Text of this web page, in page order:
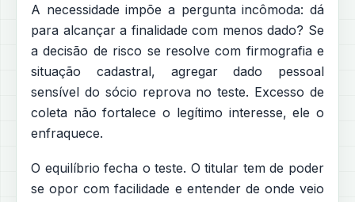
A necessidade impõe a pergunta incômoda: dá
para alcançar a finalidade com menos dado? Se
a decisão de risco se resolve com firmografia e
situação cadastral, agregar dado pessoal
sensível do sócio reprova no teste. Excesso de
coleta não fortalece o legítimo interesse, ele o
enfraquece.
O equilíbrio fecha o teste. O titular tem de poder
se opor com facilidade e entender de onde veio